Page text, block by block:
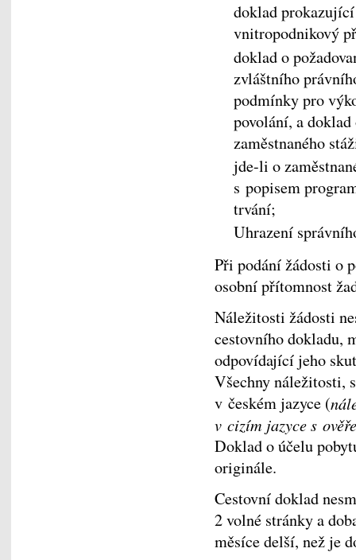
doklad
vnitropodnikový
doklad o
zvláštního
podmínky pro
povolání, a
zaměstnaného
jde-li o
s popisem
trvání;
Uhrazení
Při podání žádosti o
osobní přítomnost
Náležitosti žádosti
cestovního dokladu,
odpovídající jeho
Všechny náležitosti,
v českém jazyce (
v cizím jazyce s
Doklad o účelu
originále.
Cestovní doklad
2 volné stránky a
měsíce delší, než je